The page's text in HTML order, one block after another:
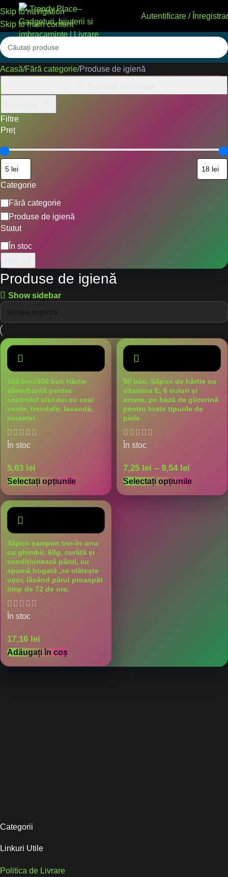
Skip to navigation
Skip to main content
Autentificare /
Acasă Fără categorie Produse de igienă
Filtre
Preț
Categorie
Fără categorie
Produse de igienă
Statut
În stoc
Produse de igienă
Show sidebar
100 buc/300 buc Hârtie
absorbantă pentru
controlul uleiului cu ceai
verde, trandafir, lavandă,
musetel.
În stoc
5,63 lei
Selectați opțiunile
50 buc. Săpun de hârtie cu
vitamina E, 6 culori și
arome, pe bază de glicerină
pentru toate tipurile de
piele
În stoc
7,25 lei – 9,54 lei
Selectați opțiunile
Săpun șampon trei-în-unu
cu ghimbir, 60g, curăță și
condiționează părul, cu
spumă bogată ,se clătește
ușor, lăsând părul proaspăt
timp de 72 de ore.
În stoc
17,16 lei
Adăugați în coș
Categorii
Linkuri Utile
Politica de Livrare